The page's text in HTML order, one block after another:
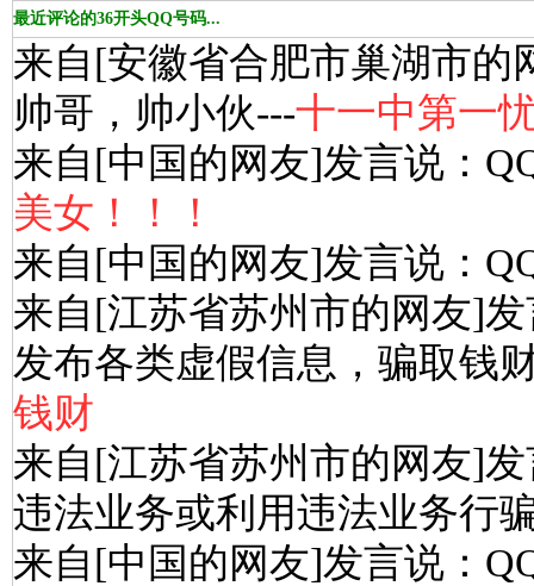
最近评论的36开头QQ号码...
来自[安徽省合肥市巢湖市的
帅哥，帅小伙---十一中第一
来自[中国的网友]发言说：
美女！！！
来自[中国的网友]发言说：
来自[江苏省苏州市的网友]
发布各类虚假信息，骗取钱
钱财
来自[江苏省苏州市的网友]
违法业务或利用违法业务行
来自[中国的网友]发言说：